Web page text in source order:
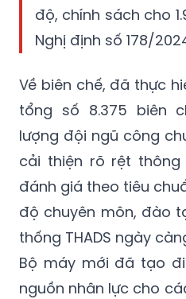
độ, chính sách cho
Nghị định số 178/
Về biên chế, đã thực
tổng số 8.375 biên
lượng đội ngũ công
cải thiện rõ rệt
đánh giá theo tiêu
độ chuyên môn, đào
thống THADS ngày
Bộ máy mới đã tạo
nguồn nhân lực cho